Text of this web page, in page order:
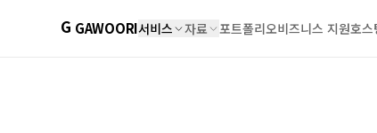
G GAWOORI서비스 자료 포트폴리오비즈니스 지원호스